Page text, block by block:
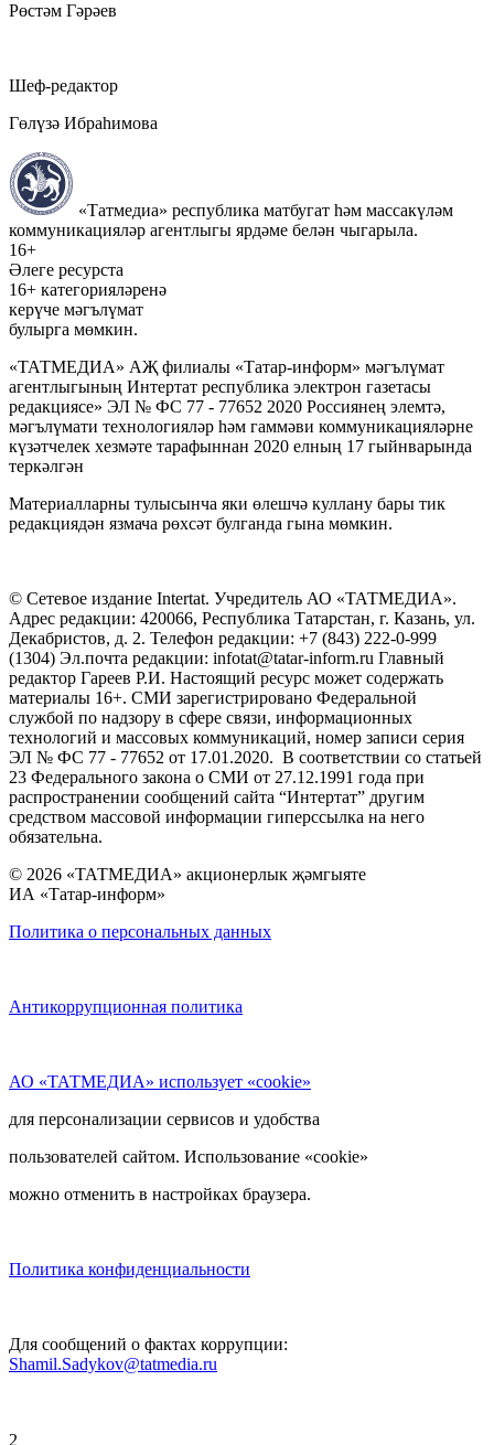
Рөстәм Гәрәев
Шеф-редактор
Гөлүзә Ибраһимова
«Татмедиа» республика матбугат һәм массакүләм
коммуникацияләр агентлыгы ярдәме белән чыгарыла.
16+
Әлеге ресурста
16+ категорияләренә
керүче мәгълүмат
булырга мөмкин.
«ТАТМЕДИА» АҖ филиалы «Татар-информ» мәгълүмат
агентлыгының Интертат республика электрон газетасы
редакциясе» ЭЛ № ФС 77 - 77652 2020 Россиянең элемтә,
мәгълүмати технологияләр һәм гаммәви коммуникацияләрне
күзәтчелек хезмәте тарафыннан 2020 елның 17 гыйнварында
теркәлгән
Материалларны тулысынча яки өлешчә куллану бары тик
редакциядән язмача рөхсәт булганда гына мөмкин.
© Сетевое издание Intertat. Учредитель АО «ТАТМЕДИА».
Адрес редакции: 420066, Республика Татарстан, г. Казань, ул.
Декабристов, д. 2. Телефон редакции: +7 (843) 222-0-999
(1304) Эл.почта редакции: infotat@tatar-inform.ru Главный
редактор Гареев Р.И. Настоящий ресурс может содержать
материалы 16+. СМИ зарегистрировано Федеральной
службой по надзору в сфере связи, информационных
технологий и массовых коммуникаций, номер записи серия
ЭЛ № ФС 77 - 77652 от 17.01.2020. В соответствии со статьей
23 Федерального закона о СМИ от 27.12.1991 года при
распространении сообщений сайта “Интертат” другим
средством массовой информации гиперссылка на него
обязательна.
© 2026 «ТАТМЕДИА» акционерлык җәмгыяте
ИА «Татар-информ»
Политика о персональных данных
Антикоррупционная политика
АО «ТАТМЕДИА» использует «cookie»
для персонализации сервисов и удобства
пользователей сайтом. Использование «cookie»
можно отменить в настройках браузера.
Политика конфиденциальности
Для сообщений о фактах коррупции:
Shamil.Sadykov@tatmedia.ru
2